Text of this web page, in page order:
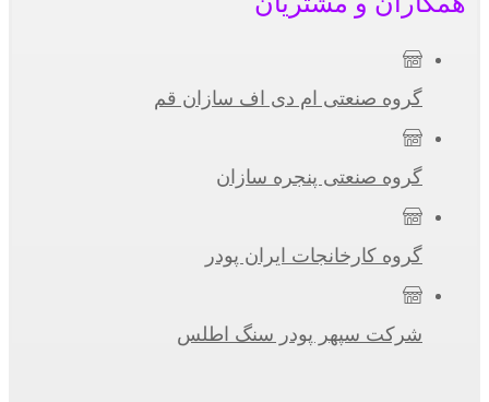
گروه صنعتی ام دی اف سازان قم
گروه صنعتی پنجره سازان
گروه کارخانجات ایران پودر
شرکت سپهر پودر سنگ اطلس